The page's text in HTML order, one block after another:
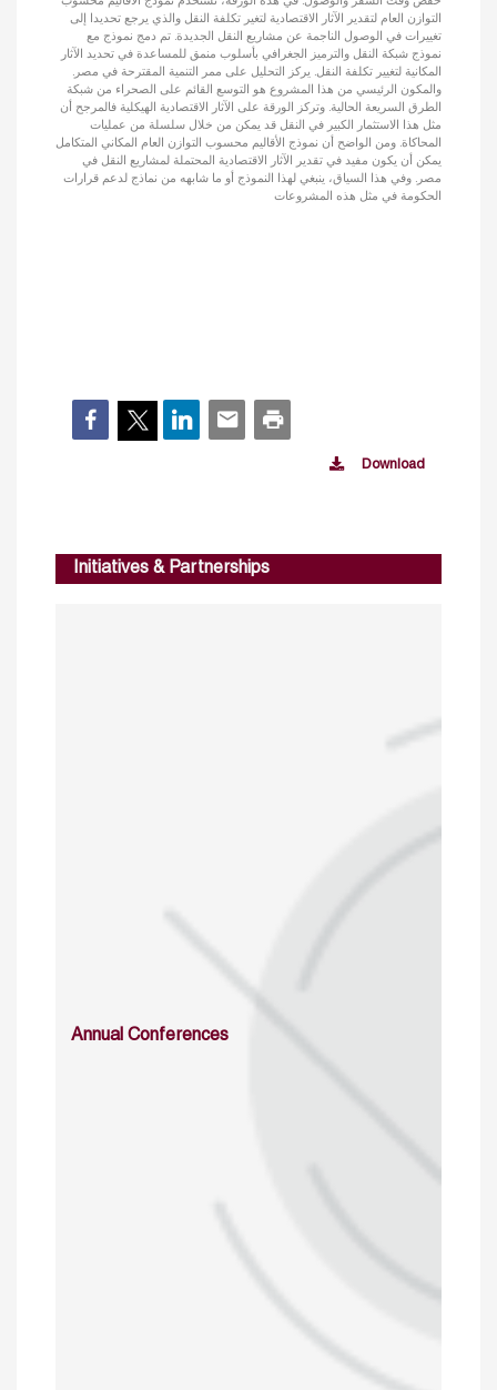
التوازن العام لتقدير الآثار الاقتصادية لتغير تكلفة النقل والذي يرجع تحديدا إلى
تغييرات في الوصول الناجمة عن مشاريع النقل الجديدة. تم دمج نموذج مع
نموذج شبكة النقل والترميز الجغرافي بأسلوب منمق للمساعدة في تحديد الآثار
المكانية لتغيير تكلفة النقل. يركز التحليل على ممر التنمية المقترحة في مصر.
والمكون الرئيسي من هذا المشروع هو التوسع القائم على الصحراء من شبكة
الطرق السريعة الحالية. وتركز الورقة على الآثار الاقتصادية الهيكلية فالمرجح أن
مثل هذا الاستثمار الكبير في النقل قد يمكن من خلال سلسلة من عمليات
المحاكاة. ومن الواضح أن نموذج الأقاليم محسوب التوازن العام المكاني المتكامل
يمكن أن يكون مفيد في تقدير الآثار الاقتصادية المحتملة لمشاريع النقل في
مصر. وفي هذا السياق، ينبغي لهذا النموذج أو ما شابهه من نماذج لدعم قرارات
الحكومة في مثل هذه المشروعات
Download
Initiatives & Partnerships
Annual Conferences